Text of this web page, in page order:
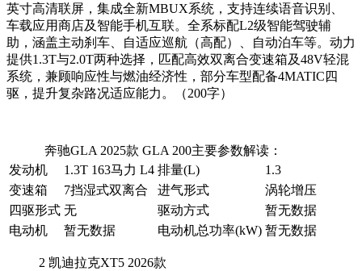
英寸高清联屏，集成全新MBUX系统，支持连续语音识别、
车载应用商店及智能手机互联。全系标配L2级智能驾驶辅
助，涵盖主动刹车、自适应巡航（高配）、自动泊车等。动力
提供1.3T与2.0T两种选择，匹配高效双离合变速箱及48V轻混
系统，兼顾响应性与燃油经济性，部分车型配备4MATIC四
驱，提升复杂路况适应能力。（200字）
奔驰GLA 2025款 GLA 200主要参数解读：
发动机
1.3T 163马力 L4 排量(L)
1.3
变速箱
7挡湿式双离合 进气形式
涡轮增压
四驱形式 无 驱动方式
暂无数据
电动机
暂无数据 电动机总功率(kW) 暂无数据
2 凯迪拉克XT5 2026款